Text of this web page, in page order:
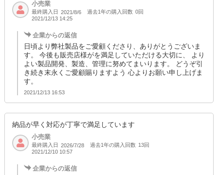
小売業
最終購入日 2021/8/6 過去1年の購入回数 0回
2021/12/13 14:25
企業からの返信
日頃より弊社製品をご愛顧くださり、ありがとうございま
す。 今後も販売店様がを満足していただける大切に、 より
よい製品開発、製造、管理に努めてまいります。 どうぞ引
き続き末永くご愛顧賜りますよう 心よりお願い申し上げま
す。
2021/12/13 16:53
納品が早く対応が丁寧で満足しています
小売業
最終購入日 2026/7/28 過去1年の購入回数 13回
2021/12/10 10:57
企業からの返信